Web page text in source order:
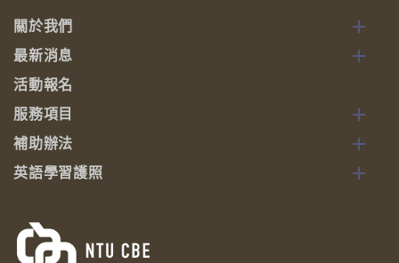
關於我們
最新消息
活動報名
服務項目
補助辦法
英語學習護照